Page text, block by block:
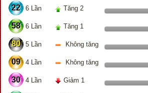
22 6 Lần Tăng 2
58 6 Lần Tăng 1
80 5 Lần Không tăng
09 4 Lần Không tăng
30 4 Lần Giảm 1